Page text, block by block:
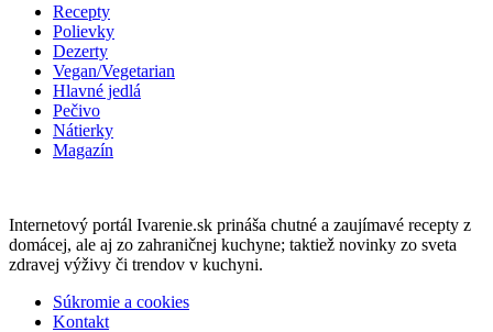
Recepty
Polievky
Dezerty
Vegan/Vegetarian
Hlavné jedlá
Pečivo
Nátierky
Magazín
Internetový portál Ivarenie.sk prináša chutné a zaujímavé recepty z
domácej, ale aj zo zahraničnej kuchyne; taktiež novinky zo sveta
zdravej výživy či trendov v kuchyni.
Súkromie a cookies
Kontakt